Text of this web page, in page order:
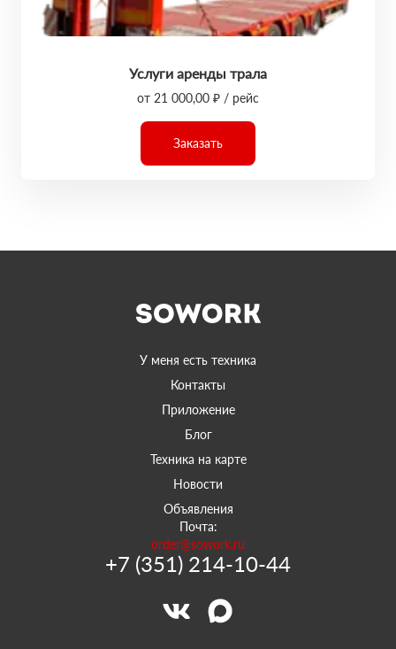
Услуги аренды трала
от 21 000,00 ₽ / рейс
Заказать
У меня есть техника
Контакты
Приложение
Блог
Техника на карте
Новости
Объявления
Почта:
order@sowork.ru
+7 (351) 214-10-44